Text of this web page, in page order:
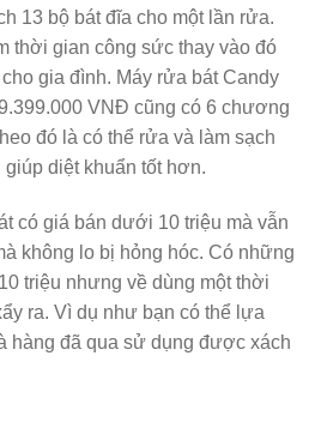
13 bộ bát đĩa cho một lần rửa.
thời gian công sức thay vào đó
gia đình. Máy rửa bát Candy
VNĐ cũng có 6 chương
đó là có thể rửa và làm sạch
diệt khuẩn tốt hơn.
có giá bán dưới 10 triệu mà vẫn
không lo bị hỏng hóc. Có những
triệu nhưng về dùng một thời
ra. Vì dụ như bạn có thể lựa
hàng đã qua sử dụng được xách